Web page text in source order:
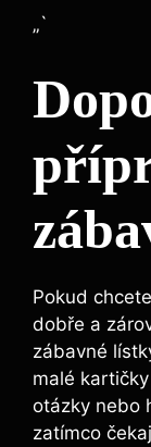
„`
Pokud
dobře a
zábavné​
malé‍
otázky nebo
zatímco